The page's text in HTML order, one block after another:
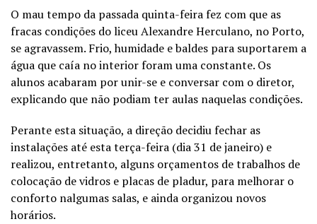
O mau tempo da passada quinta-feira fez com que as
fracas condições do liceu Alexandre Herculano, no Porto,
se agravassem. Frio, humidade e baldes para suportarem a
água que caía no interior foram uma constante. Os
alunos acabaram por unir-se e conversar com o diretor,
explicando que não podiam ter aulas naquelas condições.
Perante esta situação, a direção decidiu fechar as
instalações até esta terça-feira (dia 31 de janeiro) e
realizou, entretanto, alguns orçamentos de trabalhos de
colocação de vidros e placas de pladur, para melhorar o
conforto nalgumas salas, e ainda organizou novos
horários.